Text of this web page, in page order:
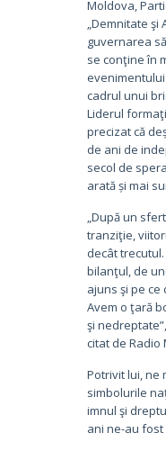
Moldova,
„Demnitate şi
guvernarea
se conţine în
cadrul unui
Liderul
precizat că
de ani de
secol de
arată și mai
„După un
tranziţie,
decât
bilanţul, de
ajuns şi pe ce
Avem o ţară
şi
citat de Radio
Potrivit lui, ne
simbolurile
imnul şi
ani ne-au